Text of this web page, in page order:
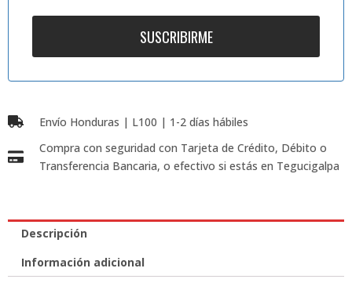
Envío Honduras | L100 | 1-2 días hábiles
Compra con seguridad con Tarjeta de Crédito, Débito o
Transferencia Bancaria, o efectivo si estás en Tegucigalpa
Descripción
Información adicional